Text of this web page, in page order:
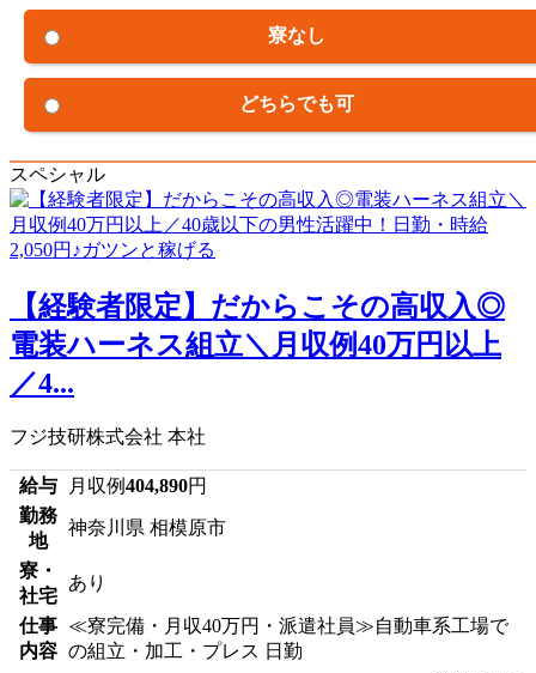
寮なし
どちらでも可
スペシャル
【経験者限定】だからこその高収入◎
電装ハーネス組立＼月収例40万円以上
／4...
フジ技研株式会社 本社
給与 月収例404,890円
勤務
地
神奈川県 相模原市
寮・
社宅
あり
仕事
内容
≪寮完備・月収40万円・派遣社員≫自動車系工場で
の組立・加工・プレス 日勤